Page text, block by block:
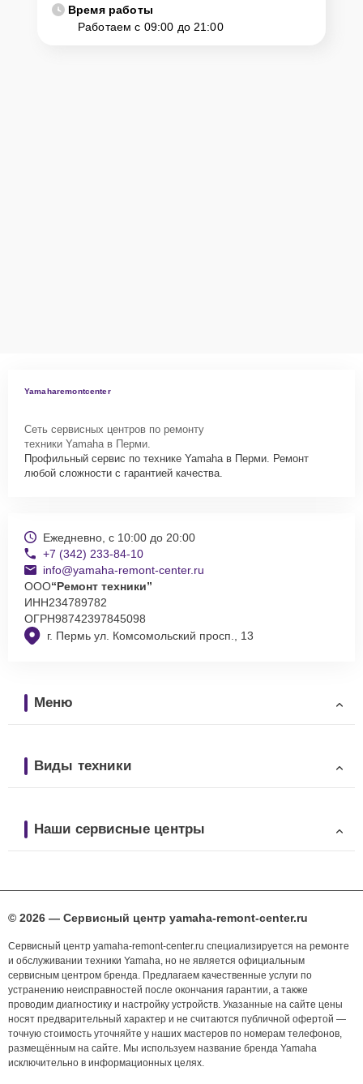
Время работы
Работаем с 09:00 до 21:00
Yamaharemontcenter
Сеть сервисных центров по ремонту
техники Yamaha в Перми.
Профильный сервис по технике Yamaha в Перми. Ремонт
любой сложности с гарантией качества.
г. Пермь ул. Комсомольский просп., 13
Ежедневно, с 10:00 до 20:00
+7 (342) 233-84-10
info@yamaha-remont-center.ru
ООО“Ремонт техники”
ИНН234789782
ОГРН98742397845098
Меню
Виды техники
Наши сервисные центры
© 2026 — Сервисный центр yamaha-remont-center.ru
Сервисный центр yamaha-remont-center.ru специализируется на ремонте
и обслуживании техники Yamaha, но не является официальным
сервисным центром бренда. Предлагаем качественные услуги по
устранению неисправностей после окончания гарантии, а также
проводим диагностику и настройку устройств. Указанные на сайте цены
носят предварительный характер и не считаются публичной офертой —
точную стоимость уточняйте у наших мастеров по номерам телефонов,
размещённым на сайте. Мы используем название бренда Yamaha
исключительно в информационных целях.